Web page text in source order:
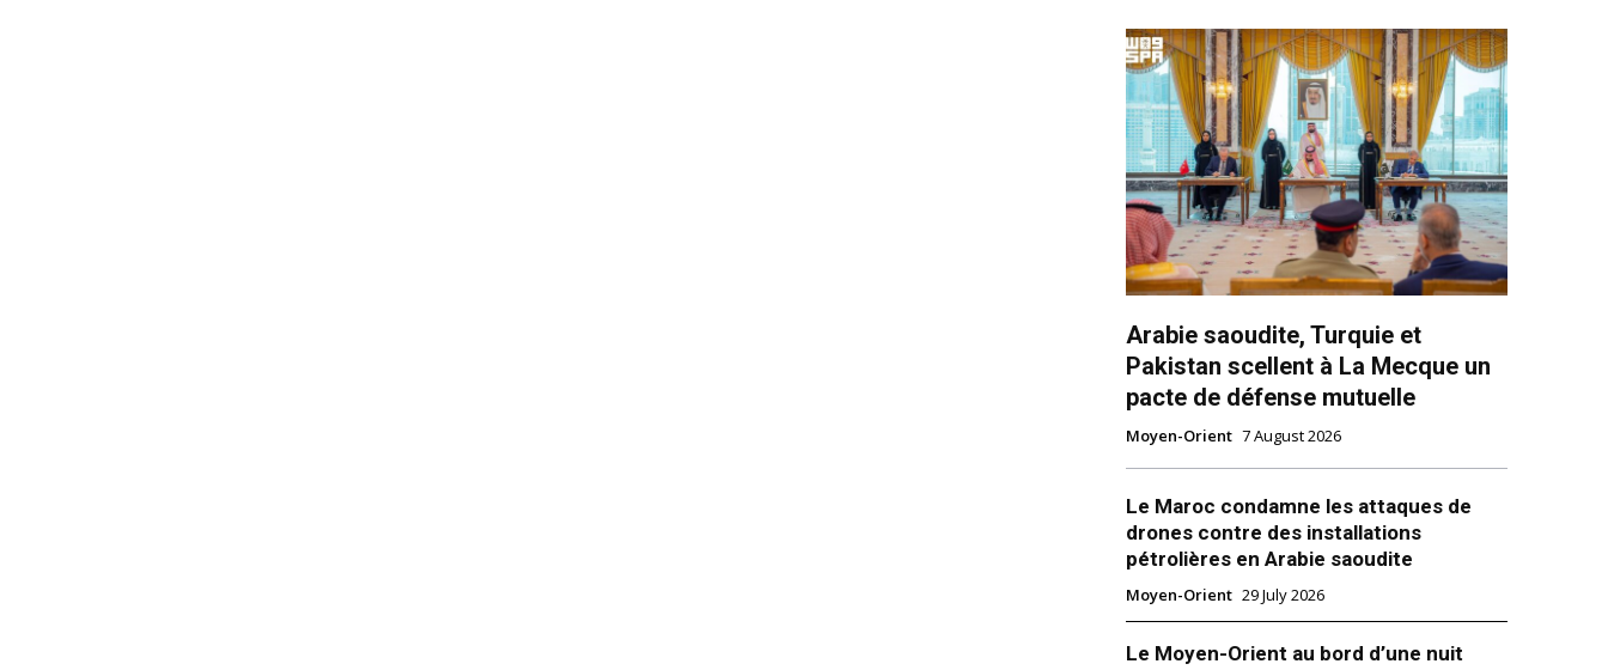
Arabie saoudite, Turquie et
Pakistan scellent à La Mecque un
pacte de défense mutuelle
Moyen-Orient 7 August 2026
Le Maroc condamne les attaques de
drones contre des installations
pétrolières en Arabie saoudite
Moyen-Orient 29 July 2026
Le Moyen-Orient au bord d’une nuit